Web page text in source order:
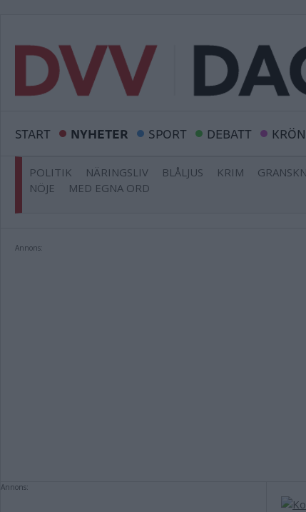
START NYHETER SPORT DEBATT
POLITIK NÄRINGSLIV BLÅLJUS KRIM
NÖJE
MED EGNA ORD
Annons:
Annons: